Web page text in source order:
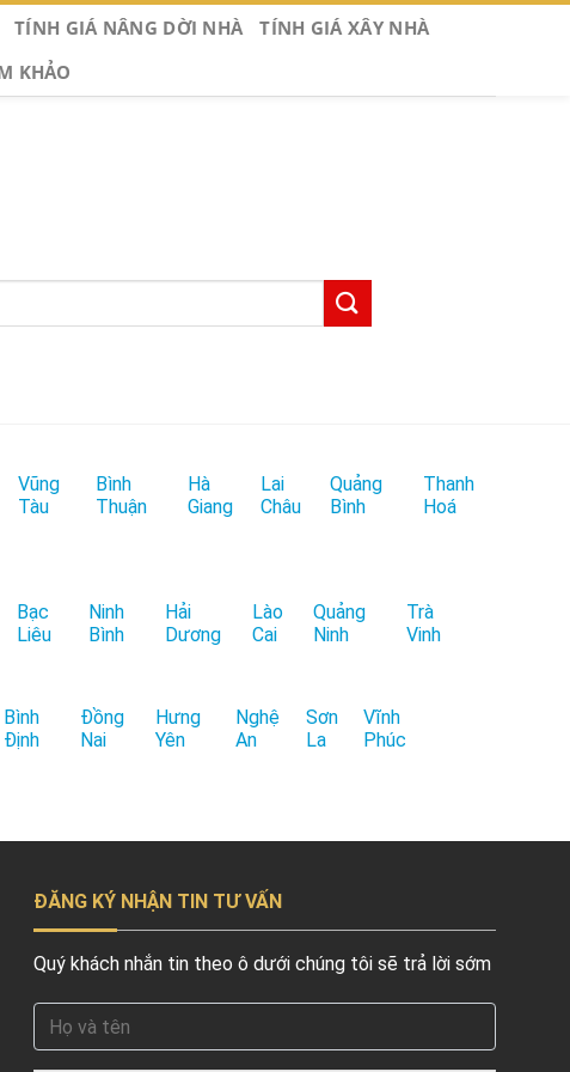
TÍNH GIÁ NÂNG DỜI NHÀ
TÍNH GIÁ XÂY NHÀ
KHẢO
Vũng
Tàu
Bình
Thuận
Hà
Giang
Lai
Châu
Quảng
Bình
Thanh
Hoá
Bạc
Liêu
Ninh
Bình
Hải
Dương
Lào
Cai
Quảng
Ninh
Trà
Vinh
Bình
Định
Đồng
Nai
Hưng
Yên
Nghệ
An
Sơn
La
Vĩnh
Phúc
ĐĂNG KÝ NHẬN TIN TƯ VẤN
Quý khách nhắn tin theo ô dưới chúng tôi sẽ trả lời sớm